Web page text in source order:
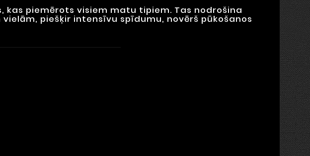
kas piemērots visiem matu tipiem. Tas nodrošina
piešķir intensīvu spīdumu, novērš pūkošanos